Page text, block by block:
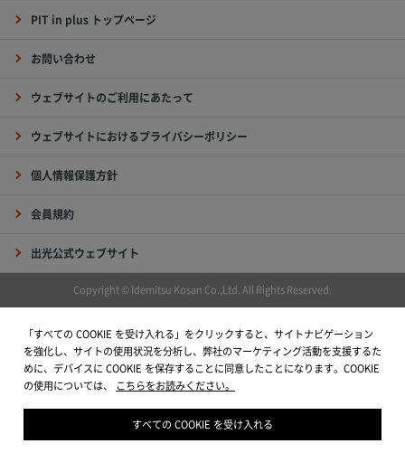
PIT in plus トップページ
お問い合わせ
ウェブサイトのご利用にあたって
ウェブサイトにおけるプライバシーポリシー
個人情報保護方針
会員規約
出光公式ウェブサイト
Copyright © Idemitsu Kosan Co.,Ltd. All Rights Reserved.
「すべての COOKIE を受け入れる」をクリックすると、サイトナビゲーション
を強化し、サイトの使用状況を分析し、弊社のマーケティング活動を支援するた
めに、デバイスに COOKIE を保存することに同意したことになります。COOKIE
の使用については、
こちらをお読みください。
すべての COOKIE を受け入れる